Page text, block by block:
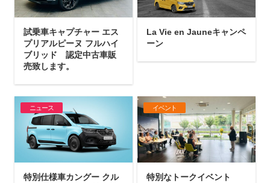
試乗車キャプチャー エス
プリアルピーヌ フルハイ
ブリッド 認定中古車販
売致します。
La Vie en Jauneキャンペ
ーン
ニュース
特別仕様車カングー クル
イベント
特別なトークイベント